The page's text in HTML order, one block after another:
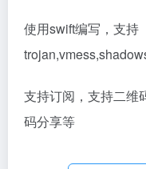
使用swift编写，支持
支持订阅，支持二维
码分享等